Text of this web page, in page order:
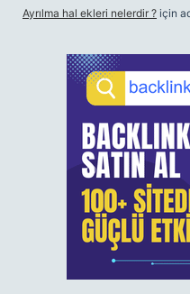
Ayrılma hal ekleri nelerdir ? için